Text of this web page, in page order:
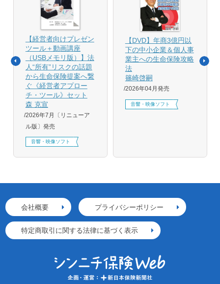
【経営者向けプレゼン
ツール＋動画講座
（USBメモリ版）】法
人“所有”リスクの話題
から生命保険提案へ繋
ぐ《経営者アプロー
チ・ツール》セット
森 克宣
2026年7月〔リニューア
ル版〕発売
音響・映像ソフト
【DVD】年商3億円以
下の中小企業＆個人事
業主への生命保険攻略
法
篠崎啓嗣
2026年04月発売
音響・映像ソフト
会社概要 プライバシーポリシー
特定商取引に関する法律に基づく表示